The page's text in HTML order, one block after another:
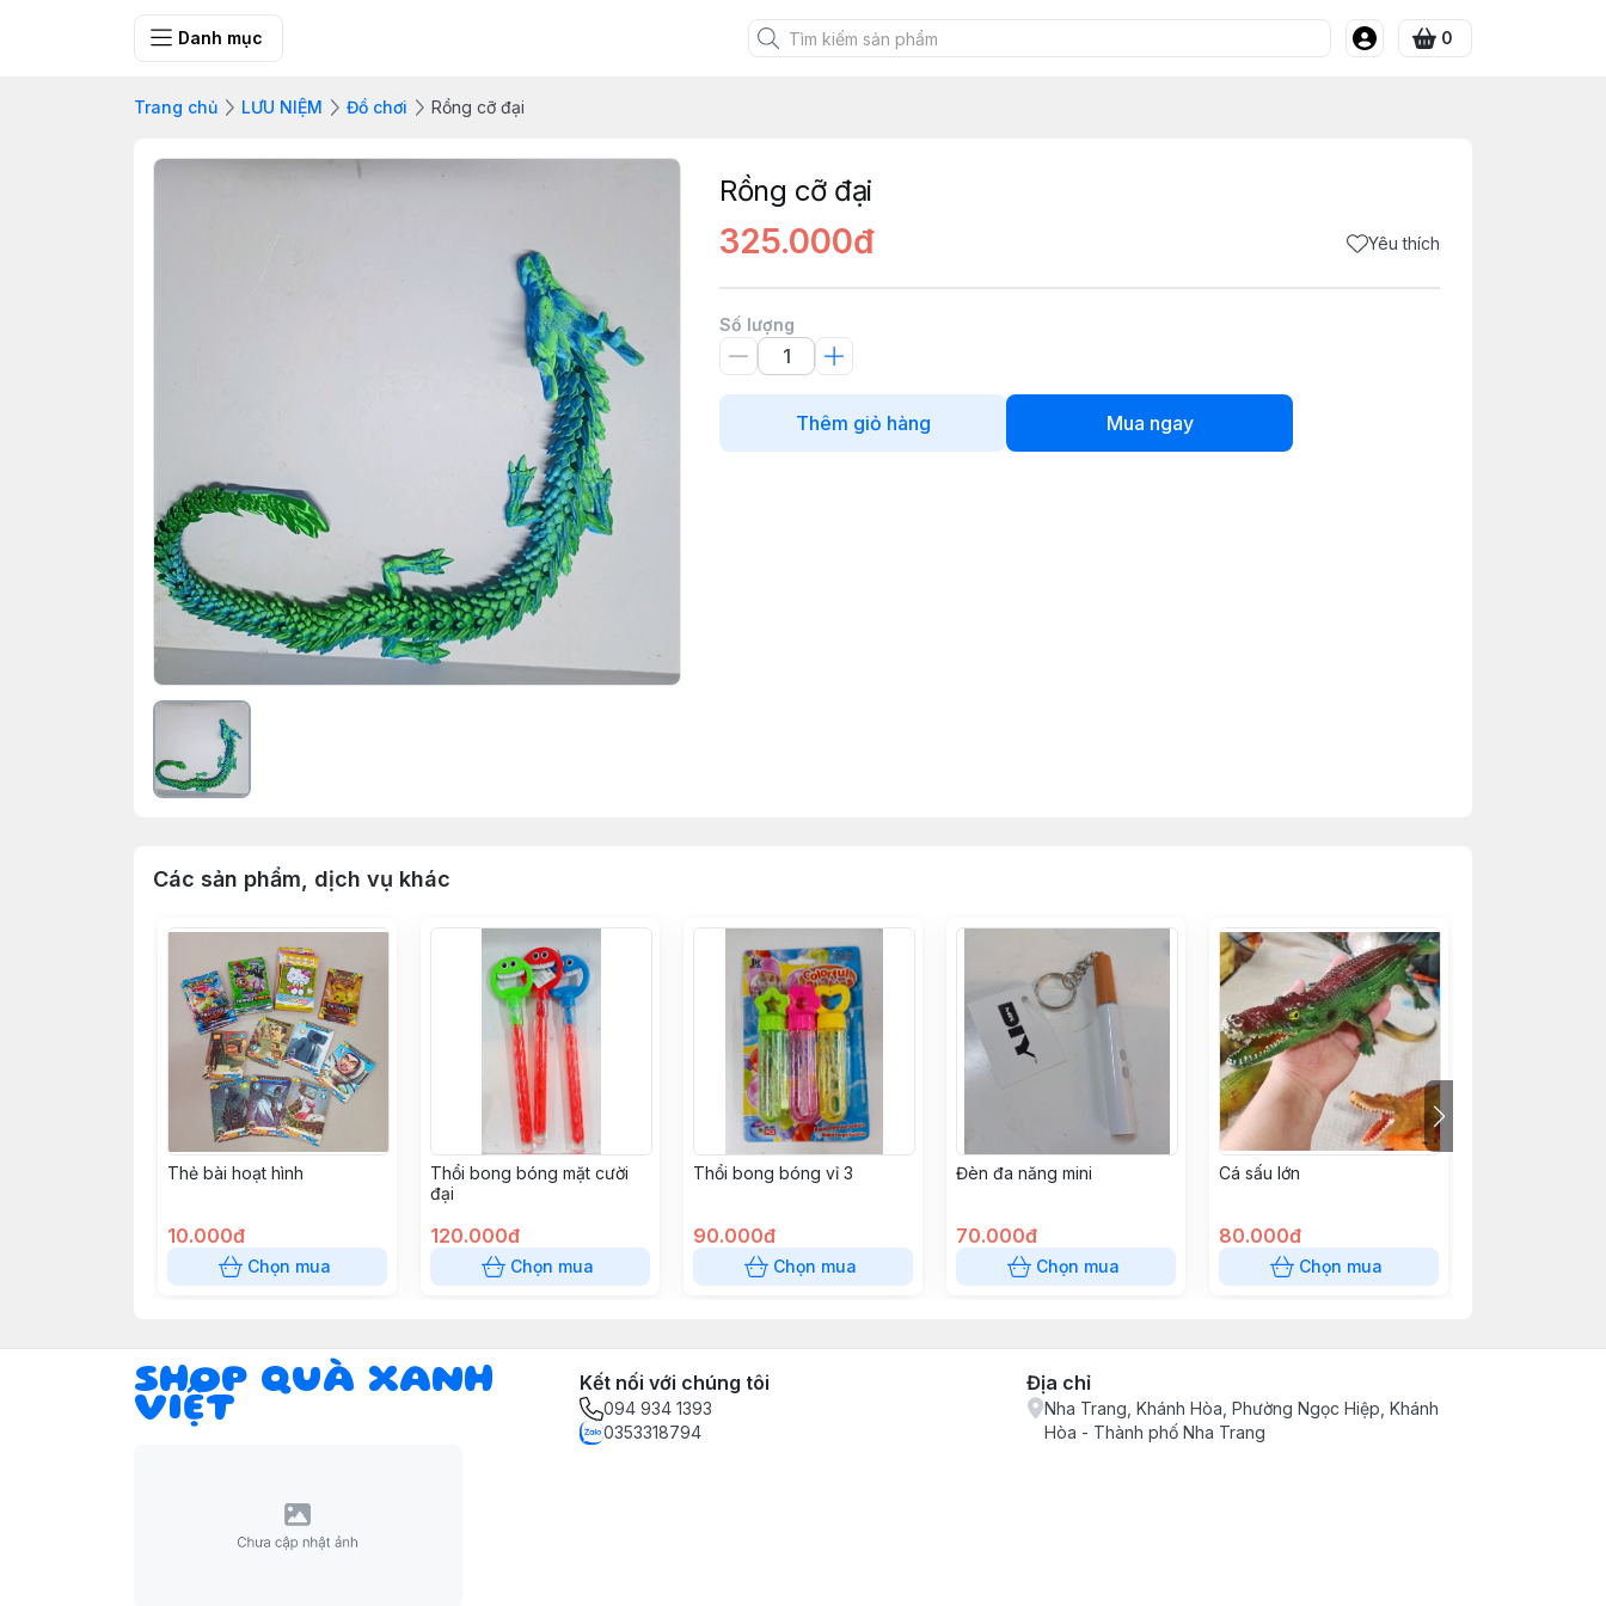
Danh mục 0
Trang chủ LƯU NIỆM Đồ chơi Rồng cỡ đại
Rồng cỡ đại
325.000đ Yêu thích
Số lượng
Thêm giỏ hàng Mua ngay
Các sản phẩm, dịch vụ khác
Thẻ bài hoạt hình
10.000đ
Chọn mua
Thổi bong bóng mặt cười
đại
120.000đ
Chọn mua
Thổi bong bóng vỉ 3
90.000đ
Chọn mua
Đèn đa năng mini
70.000đ
Chọn mua
Cá sấu lớn
80.000đ
Chọn mua
SHOP QUÀ XANH
VIỆT
Kết nối với chúng tôi
094 934 1393
0353318794
Địa chỉ
Nha Trang, Khánh Hòa, Phường Ngọc Hiệp, Khánh
Hòa - Thành phố Nha Trang